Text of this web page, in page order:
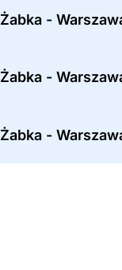
Żabka -
Żabka -
Żabka -